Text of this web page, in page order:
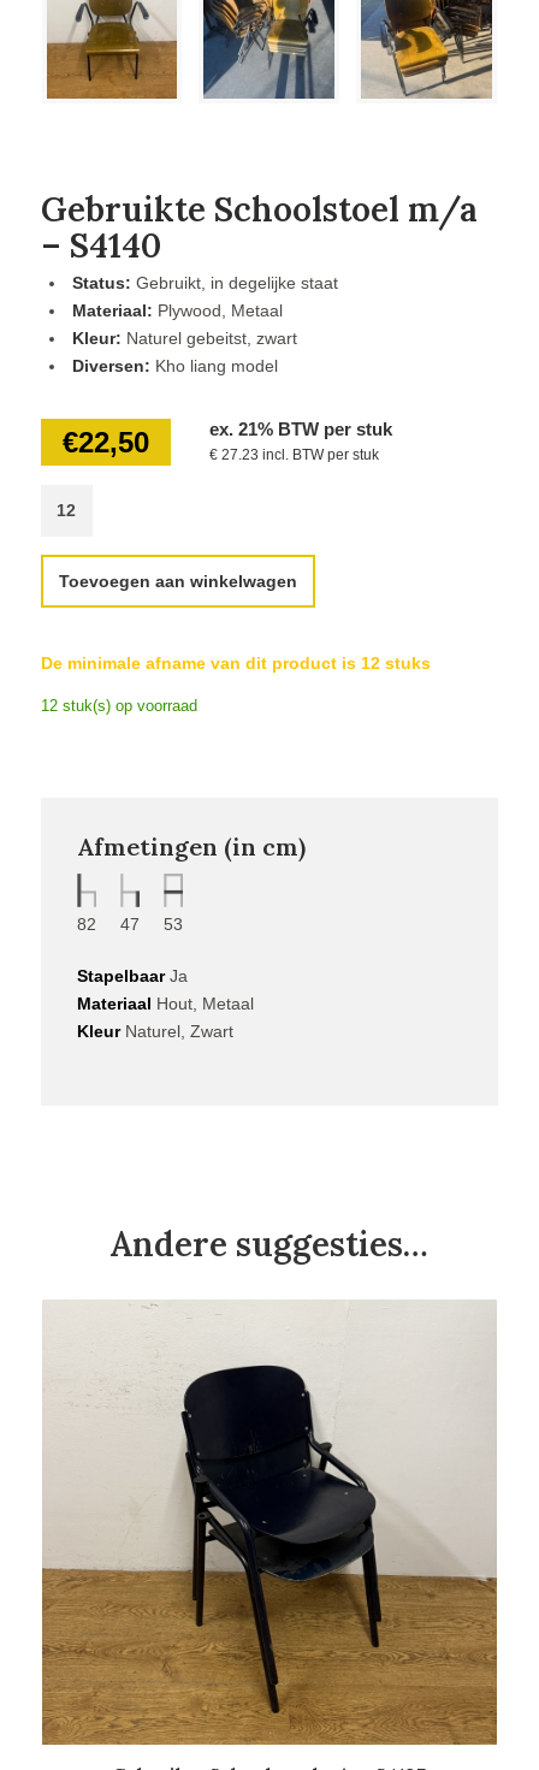
Gebruikte Schoolstoel m/a
– S4140
Status: Gebruikt, in degelijke staat
Materiaal: Plywood, Metaal
Kleur: Naturel gebeitst, zwart
Diversen: Kho liang model
€22,50 ex. 21% BTW per stuk
€ 27.23 incl. BTW per stuk
Toevoegen aan winkelwagen
De minimale afname van dit product is 12 stuks
12 stuk(s) op voorraad
Afmetingen (in cm)
82 47 53
StapelbaarJa
Materiaal Hout, Metaal
KleurNaturel, Zwart
Andere suggesties…